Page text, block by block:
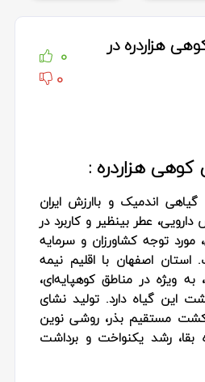
هزاردره در
0
0
هزاردره :
اندمیک و باارزش ایران
عطر بینظیر و کاربرد در
مورد توجه کشاورزان و سرمایه‌
استان اصفهان با اقلیم نیمه‌
در مناطق کوهپایه‌ای،
این گیاه دارد. تولید نشای
مستقیم بذر، روشی نوین
رشد یکنواخت و برداشت